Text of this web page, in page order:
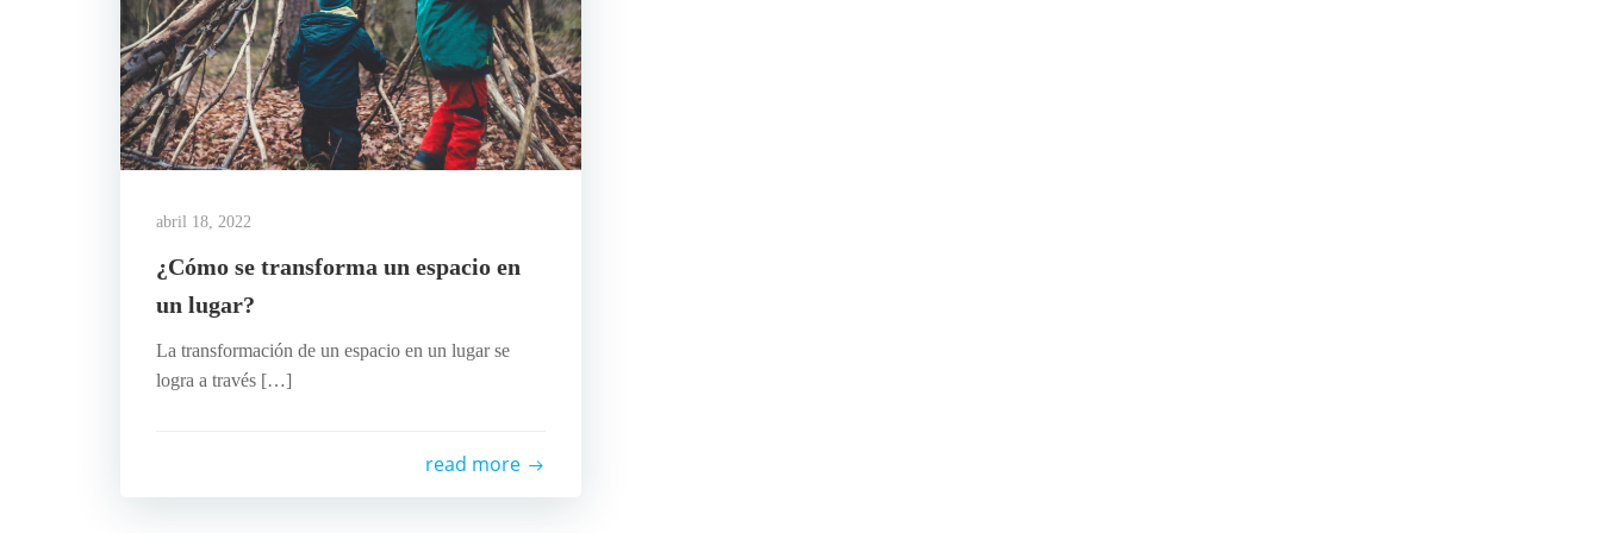
abril 18, 2022
¿Cómo se transforma un espacio en
un lugar?
La transformación de un espacio en un lugar se
logra a través […]
read more